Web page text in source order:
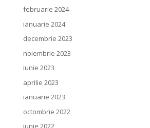
februarie 2024
ianuarie 2024
decembrie 2023
noiembrie 2023
iunie 2023
aprilie 2023
ianuarie 2023
octombrie 2022
iunie 2022